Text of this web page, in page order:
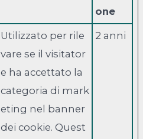
one
Utilizzato per rile
vare se il visitator
e ha accettato la
categoria di mark
eting nel banner
dei cookie. Quest
2 anni